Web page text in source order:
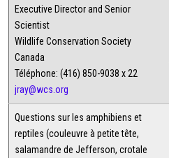
Executive Director and Senior
Scientist
Wildlife Conservation Society
Canada
Téléphone: (416) 850-9038 x 22
jray@wcs.org
Questions sur les amphibiens et
reptiles (couleuvre à petite tête,
salamandre de Jefferson, crotale